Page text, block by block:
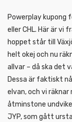
Powerplay kupong
eller CHL. Här är vi
hoppet står till
helt okej och nu
allvar – då ska det
Dessa är faktiskt
elvan, och vi
åtminstone
JYP, som gått